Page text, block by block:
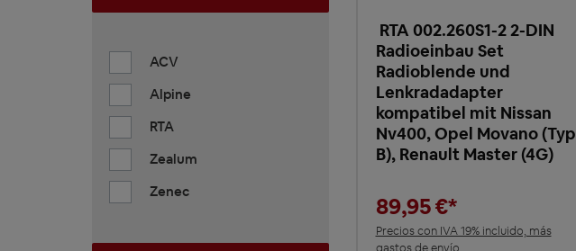
ACV
Alpine
RTA
Zealum
Zenec
RTA 002.260S1-2 2-DIN
Radioeinbau Set
Radioblende und
Lenkradadapter
kompatibel mit Nissan
Nv400, Opel Movano (Typ
B), Renault Master (4G)
89,95 €*
Precios con IVA 19% incluido, más